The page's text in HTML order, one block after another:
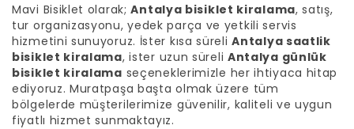
Mavi Bisiklet olarak;Antalya bisiklet kiralama, satış,
tur organizasyonu, yedek parça ve yetkili servis
hizmetini sunuyoruz. İster kısa süreliAntalya saatlik
bisiklet kiralama, ister uzun süreli Antalya günlük
bisiklet kiralama seçeneklerimizle her ihtiyaca hitap
ediyoruz. Muratpaşa başta olmak üzere tüm
bölgelerde müşterilerimize güvenilir, kaliteli ve uygun
fiyatlı hizmet sunmaktayız.